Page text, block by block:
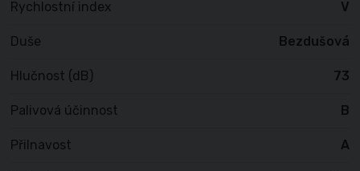
Rychlostní index V
Duše Bezdušová
Hlučnost (dB) 73
Palivová účinnost B
Přilnavost A